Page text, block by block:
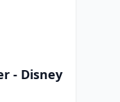
- Disney